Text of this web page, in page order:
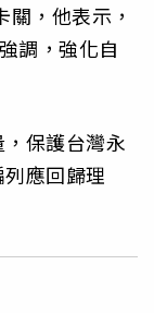
，他表示，
調，強化自
保護台灣永
應回歸理